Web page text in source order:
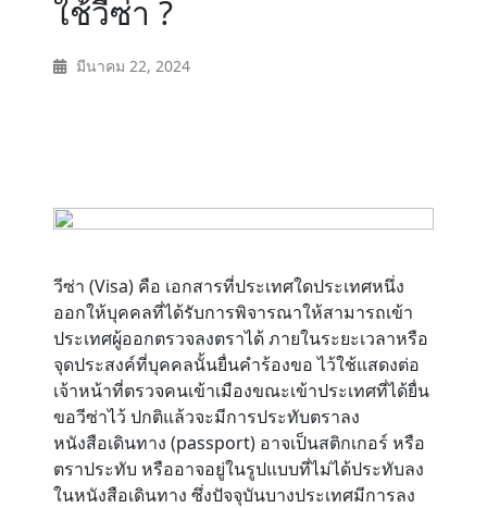
Blog
Contact
ใช้วีซ่า ?
มีนาคม 22, 2024
วีซ่า (Visa) คือ เอกสารที่ประเทศใดประเทศหนึ่ง
ออกให้บุคคลที่ได้รับการพิจารณาให้สามารถเข้า
ประเทศผู้ออกตรวจลงตราได้ ภายในระยะเวลาหรือ
จุดประสงค์ที่บุคคลนั้นยื่นคำร้องขอ ไว้ใช้แสดงต่อ
เจ้าหน้าที่ตรวจคนเข้าเมืองขณะเข้าประเทศที่ได้ยื่น
ขอวีซ่าไว้ ปกติแล้วจะมีการประทับตราลง
หนังสือเดินทาง (passport) อาจเป็นสติกเกอร์ หรือ
ตราประทับ หรืออาจอยู่ในรูปแบบที่ไม่ได้ประทับลง
ในหนังสือเดินทาง ซึ่งปัจจุบันบางประเทศมีการลง